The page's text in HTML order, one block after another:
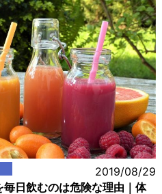
2019/08/29
日飲むのは危険な理由｜体